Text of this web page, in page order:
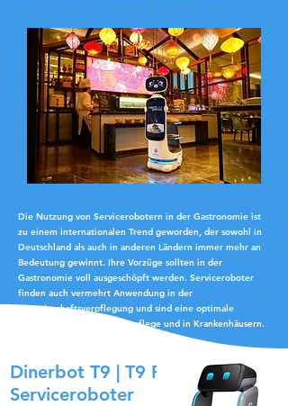
Die Nutzung von Servicerobotern in der Gastronomie ist
zu einem internationalen Trend geworden, der sowohl in
Deutschland als auch in anderen Ländern immer mehr an
Bedeutung gewinnt. Ihre Vorzüge sollten in der
Gastronomie voll ausgeschöpft werden. Serviceroboter
finden auch vermehrt Anwendung in der
Gemeinschaftsverpflegung und sind eine optimale
Unterstützung in der Altenpflege und in Krankenhäusern.
Dinerbot T9 | T9 Pro*
Serviceroboter